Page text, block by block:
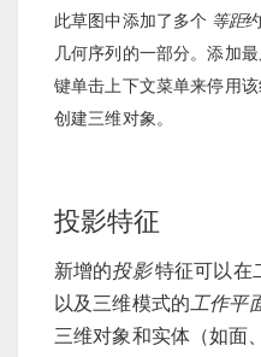
此草图中添加了多个 等距
几何序列的一部分。添加
键单击上下文菜单来停用
创建三维对象。
投影特征
新增的投影特征可以在
以及三维模式的 工作平
三维对象和实体（如面